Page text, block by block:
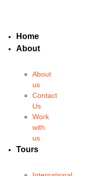
Home
About
About
us
Contact
Us
Work
with
us
Tours